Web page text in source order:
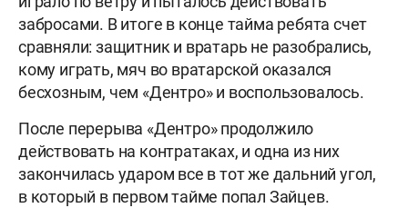
забросами. В итоге в конце тайма ребята счет
сравняли: защитник и вратарь не разобрались,
кому играть, мяч во вратарской оказался
бесхозным, чем «Дентро» и воспользовалось.
После перерыва «Дентро» продолжило
действовать на контратаках, и одна из них
закончилась ударом все в тот же дальний угол,
в который в первом тайме попал Зайцев.